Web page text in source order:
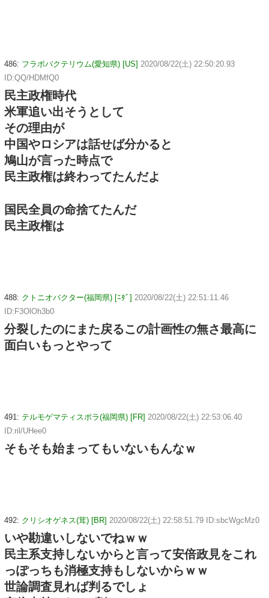
486: フラボバクテリウム(愛知県) [US] 2020/08/22(土) 22:50:20.93
ID:QQ/HDMfQ0
民主政権時代
米軍追い出そうとして
その理由が
中国やロシアは話せば分かると
鳩山が言った時点で
民主政権は終わってたんだよ
国民全員の命捨てたんだ
民主政権は
488: クトニオバクター(福岡県) [ﾆﾀﾞ] 2020/08/22(土) 22:51:11.46
ID:F3OlOh3b0
分裂したのにまた戻るこの計画性の無さ最高に
面白いもっとやって
491: テルモゲマティスポラ(福岡県) [FR] 2020/08/22(土) 22:53:06.40
ID:ril/UHee0
そもそも始まってもいないもんなｗ
492: クリシオゲネス(茸) [BR] 2020/08/22(土) 22:58:51.79 ID:sbcWgcMz0
いや勘違いしないでねｗｗ
民主系支持しないからと言って安倍政見をこれ
っぽっちも消極支持もしないからｗｗ
世論調査見れば判るでしょ